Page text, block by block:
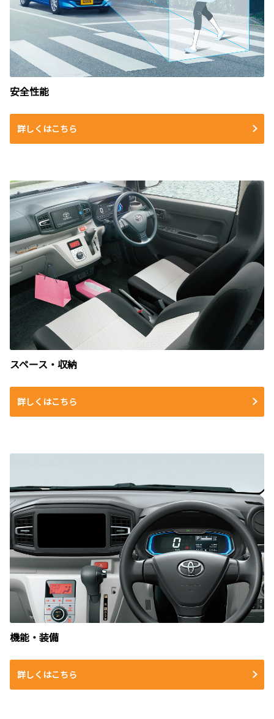
安全性能
詳しくはこちら
スペース・収納
詳しくはこちら
機能・装備
詳しくはこちら